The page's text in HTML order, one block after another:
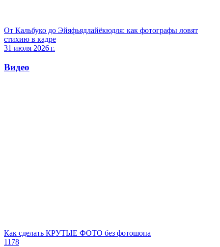
От Кальбуко до Эйяфьядлайёкюдля: как фотографы ловят
стихию в кадре
31 июля 2026 г.
Видео
Как сделать КРУТЫЕ ФОТО без фотошопа
1178